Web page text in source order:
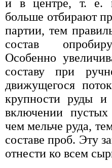
и в центре, т. е.
больше отбирают
партии, тем
состав
Особенно
составу при
движущегося
крупности руды и
включении
чем мельче руда,
составе проб. Эту
отнести ко всем